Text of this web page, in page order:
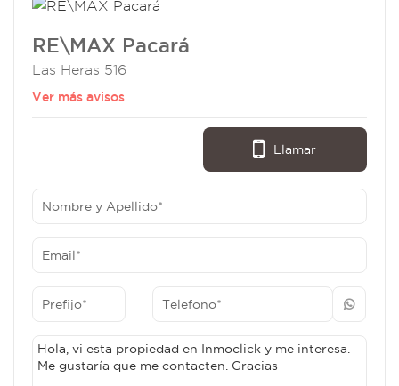
RE\MAX Pacará
Las Heras 516
Ver más avisos
Llamar